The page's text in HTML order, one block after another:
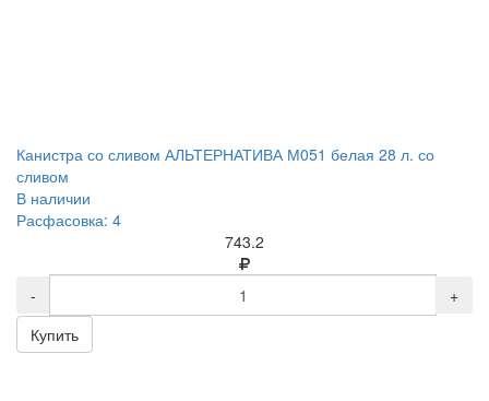
Канистра со сливом АЛЬТЕРНАТИВА М051 белая 28 л. со
сливом
В наличии
Расфасовка: 4
743.2
-
+
Купить